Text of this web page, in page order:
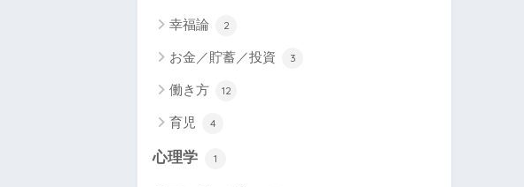
幸福論 2
お金／貯蓄／投資 3
働き方 12
育児 4
心理学 1